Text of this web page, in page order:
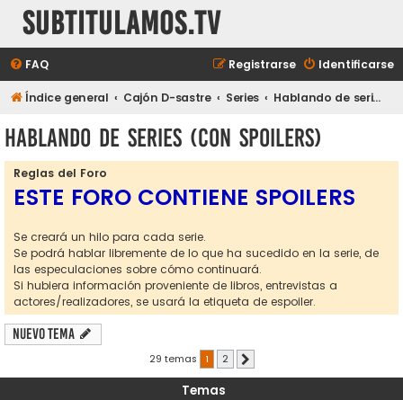
subtitulamos.tv
FAQ Identificarse
Registrarse
Índice general Cajón D-sastre Series Hablando de series (con spoilers)
Hablando de series (con spoilers)
Reglas del Foro
ESTE FORO CONTIENE SPOILERS
Se creará un hilo para cada serie.
Se podrá hablar libremente de lo que ha sucedido en la serie, de
las especulaciones sobre cómo continuará.
Si hubiera información proveniente de libros, entrevistas a
actores/realizadores, se usará la etiqueta de espoiler.
Nuevo Tema
29 temas 1 2
Temas